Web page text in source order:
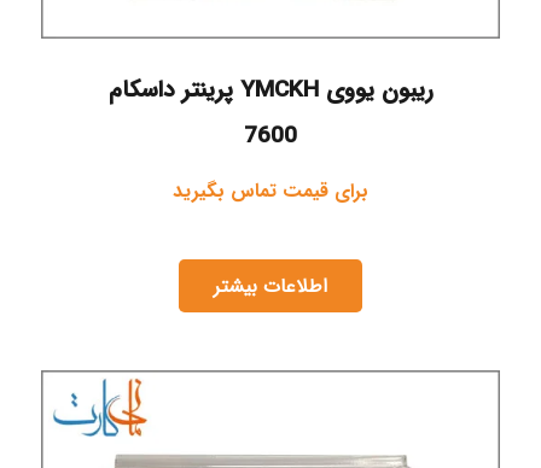
ریبون یووی YMCKH پرینتر داسکام
7600
برای قیمت تماس بگیرید
اطلاعات بیشتر